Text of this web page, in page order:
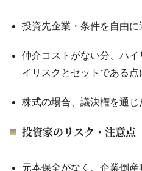
投資先企業・条件を自由に
仲介コストがない分、ハ
イリスクとセットである点
株式の場合、議決権を通
投資家のリスク・注意点
元本保全がなく、企業倒